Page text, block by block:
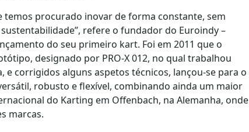
procurado inovar de forma constante, sem
refere o fundador do Euroindy –
do seu primeiro kart. Foi em 2011 que o
designado por PRO-X 012, no qual trabalhou
e corrigidos alguns aspetos técnicos, lançou-se para o
robusto e flexível, combinando ainda um maior
do Karting em Offenbach, na Alemanha, onde
marcas.